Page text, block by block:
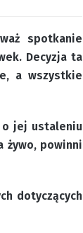
spotkanie
Decyzja ta
a wszystkie
o jej ustaleniu
żywo, powinni
dotyczących